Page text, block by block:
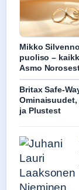
Mikko
puoliso –
Asmo
Britax Safe-
ja Plustest